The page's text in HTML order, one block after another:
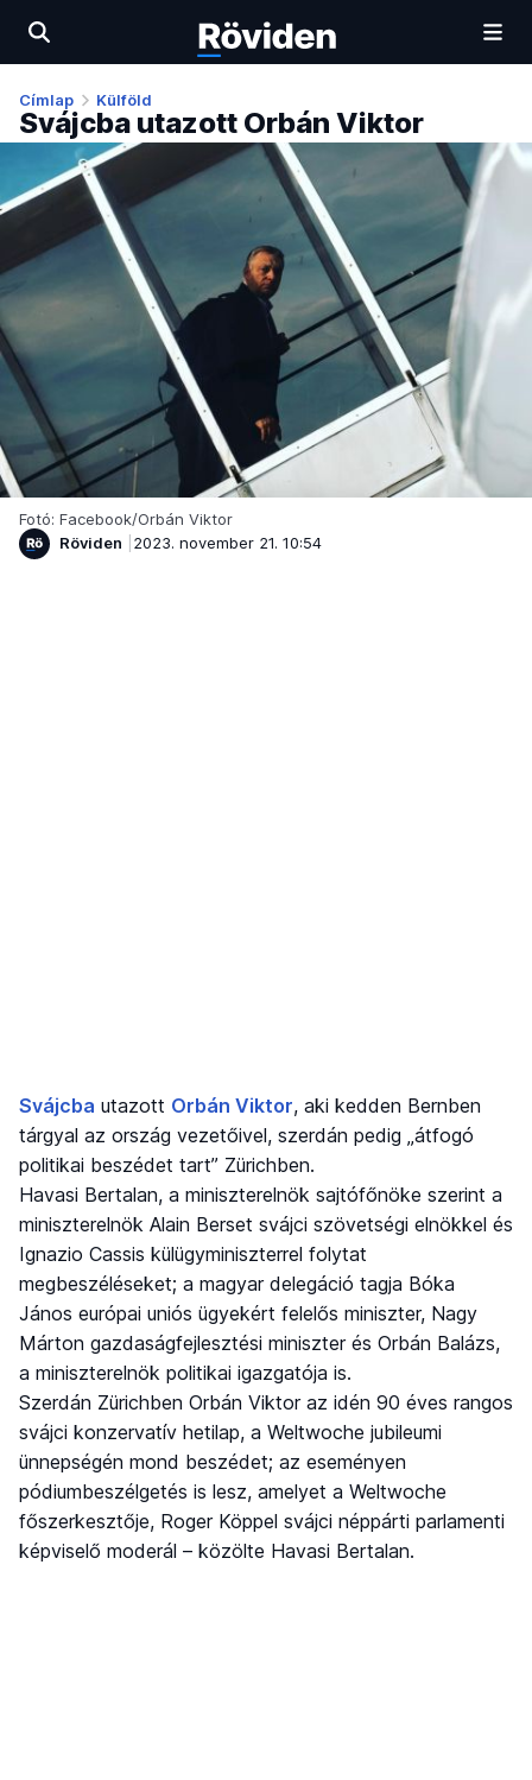
Címlap Külföld
Svájcba utazott Orbán Viktor
Fotó: Facebook/Orbán Viktor
Röviden
2023. november 21. 10:54
Svájcba utazott Orbán Viktor, aki kedden Bernben
tárgyal az ország vezetőivel, szerdán pedig „átfogó
politikai beszédet tart” Zürichben.
Havasi Bertalan, a miniszterelnök sajtófőnöke szerint a
miniszterelnök Alain Berset svájci szövetségi elnökkel és
Ignazio Cassis külügyminiszterrel folytat
megbeszéléseket; a magyar delegáció tagja Bóka
János európai uniós ügyekért felelős miniszter, Nagy
Márton gazdaságfejlesztési miniszter és Orbán Balázs,
a miniszterelnök politikai igazgatója is.
Szerdán Zürichben Orbán Viktor az idén 90 éves rangos
svájci konzervatív hetilap, a Weltwoche jubileumi
ünnepségén mond beszédet; az eseményen
pódiumbeszélgetés is lesz, amelyet a Weltwoche
főszerkesztője, Roger Köppel svájci néppárti parlamenti
képviselő moderál – közölte Havasi Bertalan.